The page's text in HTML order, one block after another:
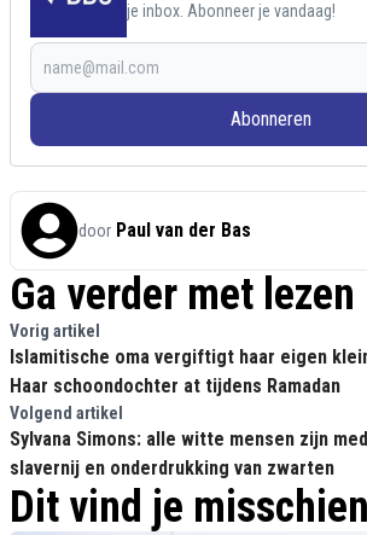
je inbox. Abonneer je vandaag!
Abonneren
door Paul van der Bas
Ga verder met lezen
Vorig artikel
Islamitische oma vergiftigt haar eigen
Haar schoondochter at tijdens Ramadan
Volgend artikel
Sylvana Simons: alle witte mensen zijn
slavernij en onderdrukking van zwarten
Dit vind je